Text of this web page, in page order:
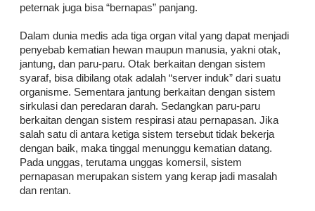
peternak juga bisa “bernapas” panjang.
Dalam dunia medis ada tiga organ vital yang dapat menjadi
penyebab kematian hewan maupun manusia, yakni otak,
jantung, dan paru-paru. Otak berkaitan dengan sistem
syaraf, bisa dibilang otak adalah “server induk” dari suatu
organisme. Sementara jantung berkaitan dengan sistem
sirkulasi dan peredaran darah. Sedangkan paru-paru
berkaitan dengan sistem respirasi atau pernapasan. Jika
salah satu di antara ketiga sistem tersebut tidak bekerja
dengan baik, maka tinggal menunggu kematian datang.
Pada unggas, terutama unggas komersil, sistem
pernapasan merupakan sistem yang kerap jadi masalah
dan rentan.